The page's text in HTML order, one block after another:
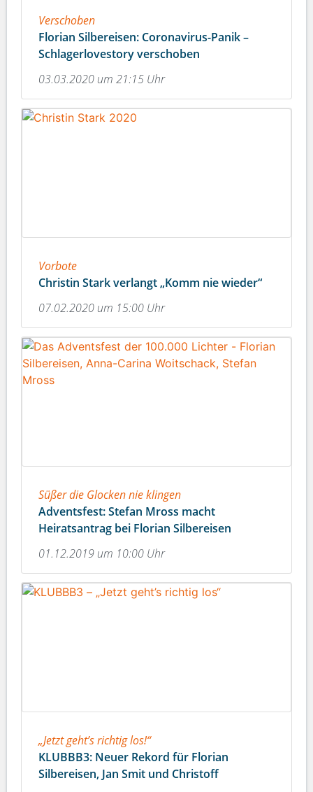
Verschoben
Florian Silbereisen: Coronavirus-Panik –
Schlagerlovestory verschoben
03.03.2020 um 21:15 Uhr
Vorbote
Christin Stark verlangt „Komm nie wieder“
07.02.2020 um 15:00 Uhr
Süßer die Glocken nie klingen
Adventsfest: Stefan Mross macht
Heiratsantrag bei Florian Silbereisen
01.12.2019 um 10:00 Uhr
„Jetzt geht’s richtig los!“
KLUBBB3: Neuer Rekord für Florian
Silbereisen, Jan Smit und Christoff